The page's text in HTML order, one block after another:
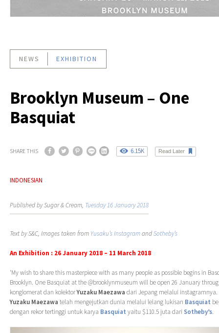
NEWS EXHIBITION
Brooklyn Museum – One
Basquiat
SHARE THIS 6.15K Read Later
INDONESIAN
Published by Sugar & Cream, Tuesday 16 January 2018
Text by S&C, Images taken from Yusaku’s InstagramandSotheby’s
An Exhibition : 26 January 2018 – 11 March 2018
‘My wish to share this masterpiece with as many people as possible begins in
Brooklyn. One Basquiat at the @brooklynmuseum will be open 26 January
konglomerat dan kolektorYuzaku Maezawa dari Jepang melalui
Yuzaku Maezawa telah mengejutkan dunia melalui lelang lukisan Basquiat
dengan rekor tertinggi untuk karya Basquiat yaitu $110.5 juta dari Sotheby’s.